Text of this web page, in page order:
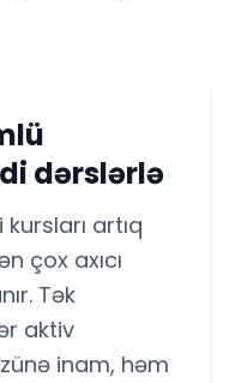
dərslərlə
kursları artıq
çox axıcı
Tək
aktiv
inam, həm